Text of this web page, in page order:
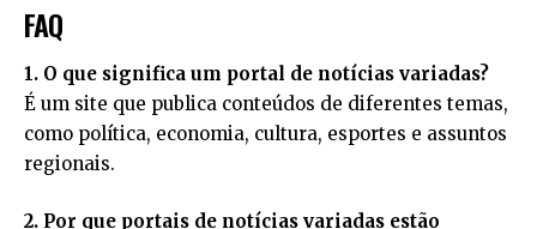
FAQ
1. O que significa um portal de notícias variadas?
É um site que publica conteúdos de diferentes temas,
como política, economia, cultura, esportes e assuntos
regionais.
2. Por que portais de notícias variadas estão